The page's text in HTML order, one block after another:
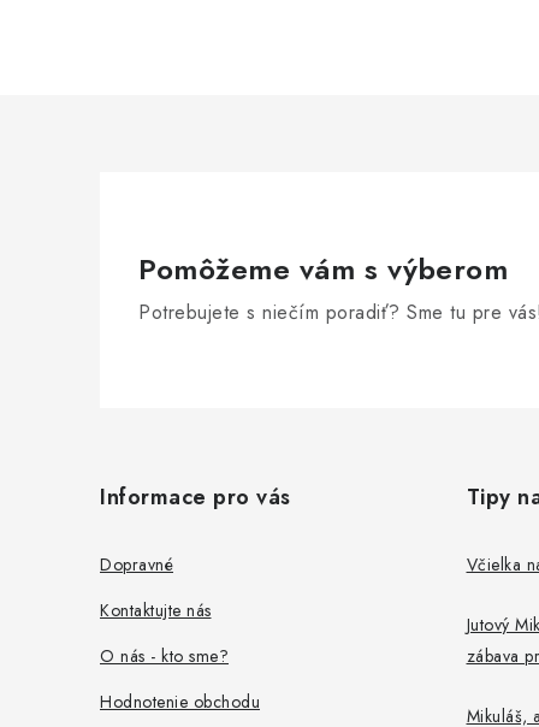
i
s
u
Pomôžeme vám s výberom
Potrebujete s niečím poradiť? Sme tu pre vás!
Informace pro vás
Dopravné
Kontaktujte nás
O nás - kto sme?
Hodnotenie obchodu
Tipy
Včielka
Jutový
zábava
Mikuláš,